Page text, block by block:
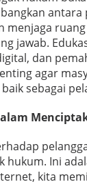
menjaga
jawab.
dan
agar
sebagai
hukum. Ini
kita